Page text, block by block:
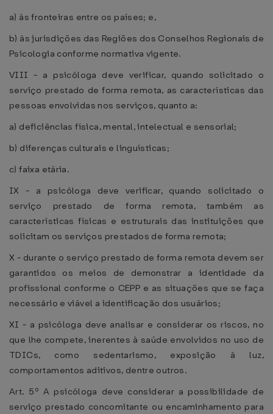
a) às fronteiras entre os países; e,
b) às jurisdições das Regiões dos Conselhos Regionais de
Psicologia conforme normativa vigente.
VIII - a psicóloga deve verificar, quando solicitado o
serviço prestado de forma remota, as características das
pessoas envolvidas nos serviços, quanto a:
a) deficiências física, mental, intelectual e sensorial;
b) diferenças culturais e linguísticas;
c) faixa etária.
IX - a psicóloga deve verificar, quando solicitado o
serviço prestado de forma remota, também as
características físicas e estruturais das instituições que
solicitam os serviços prestados de forma remota;
X - durante o serviço prestado de forma remota devem ser
garantidos os meios de demonstrar a identidade da
profissional conforme o CEPP e as situações que se faça
necessário e viável a identificação dos usuários;
XI - a psicóloga deve analisar e considerar os riscos, no
que lhe compete, inerentes à saúde envolvidos no uso de
TDICs, como sedentarismo, exposição à luz,
comportamentos aditivos, dentre outros.
Art. 5º A psicóloga deve considerar a possibilidade de
serviço prestado concomitante ou encaminhamento para